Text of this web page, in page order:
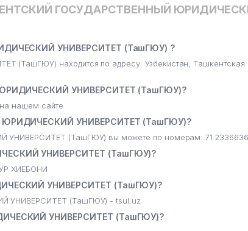
ГОСУДАРСТВЕННЫЙ
УНИВЕРСИТЕТ (ТашГЮУ) ?
находится по адресу: Узбекистан, Ташкентская
УНИВЕРСИТЕТ (ТашГЮУ)?
нашем сайте
УНИВЕРСИТЕТ (ТашГЮУ)?
(ТашГЮУ) вы можете по номерам: 71 2336636
УНИВЕРСИТЕТ (ТашГЮУ)?
ХИЕБОНИ
УНИВЕРСИТЕТ (ТашГЮУ)?
УНИВЕРСИТЕТ (ТашГЮУ) - tsul.uz
УНИВЕРСИТЕТ (ТашГЮУ)?